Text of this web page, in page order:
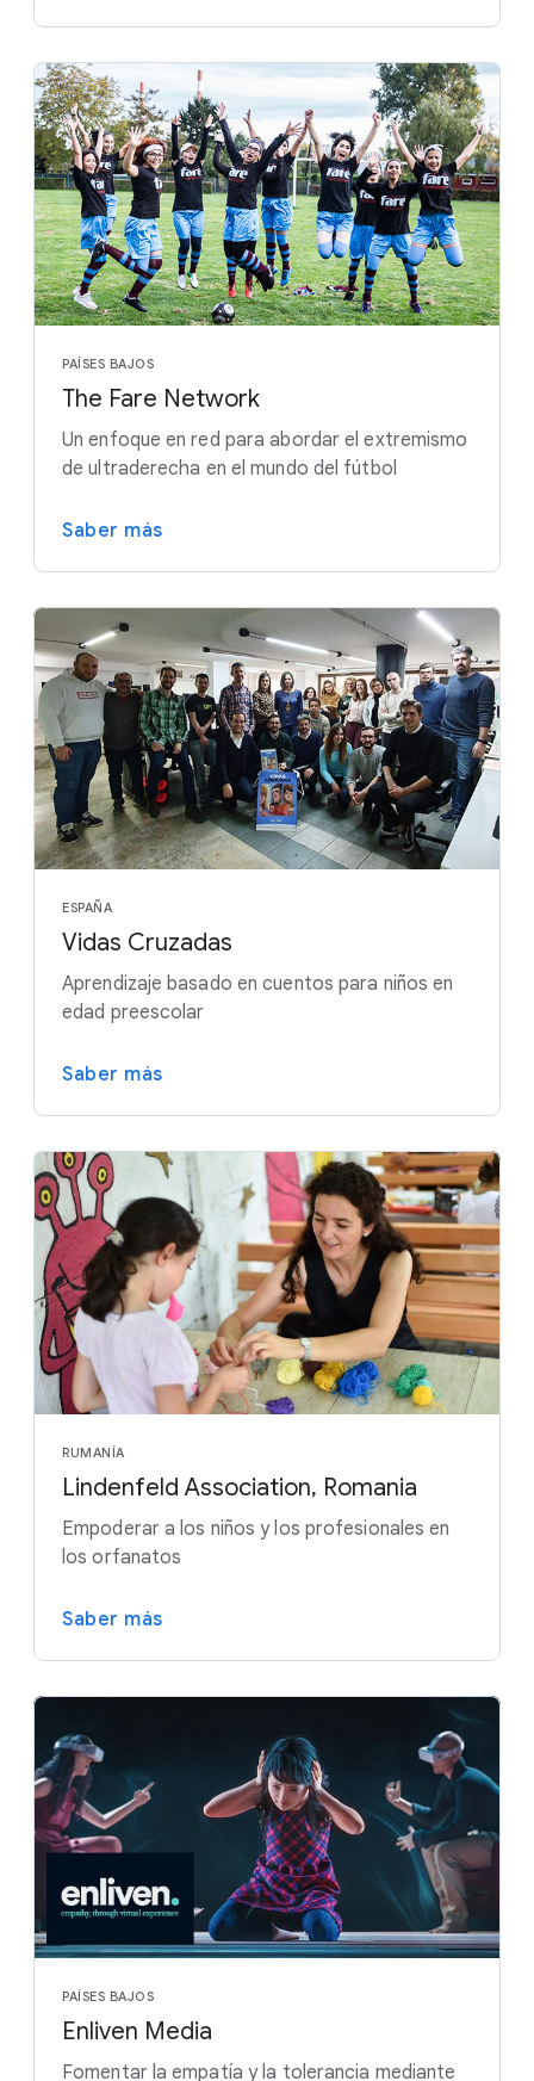
PAÍSES BAJOS
The Fare Network
Un enfoque en red para abordar el extremismo
de ultraderecha en el mundo del fútbol
Saber más
ESPAÑA
Vidas Cruzadas
Aprendizaje basado en cuentos para niños en
edad preescolar
Saber más
RUMANÍA
Lindenfeld Association, Romania
Empoderar a los niños y los profesionales en
los orfanatos
Saber más
PAÍSES BAJOS
Enliven Media
Fomentar la empatía y la tolerancia mediante